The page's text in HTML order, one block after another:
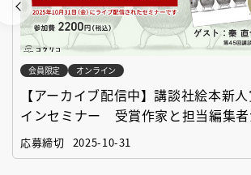
会員限定 オンライン
【アーカイブ配信中】講談社絵本新
インセミナー 受賞作家と担当編集者
「絵本創作実践講座」
応募締切 2025-10-31